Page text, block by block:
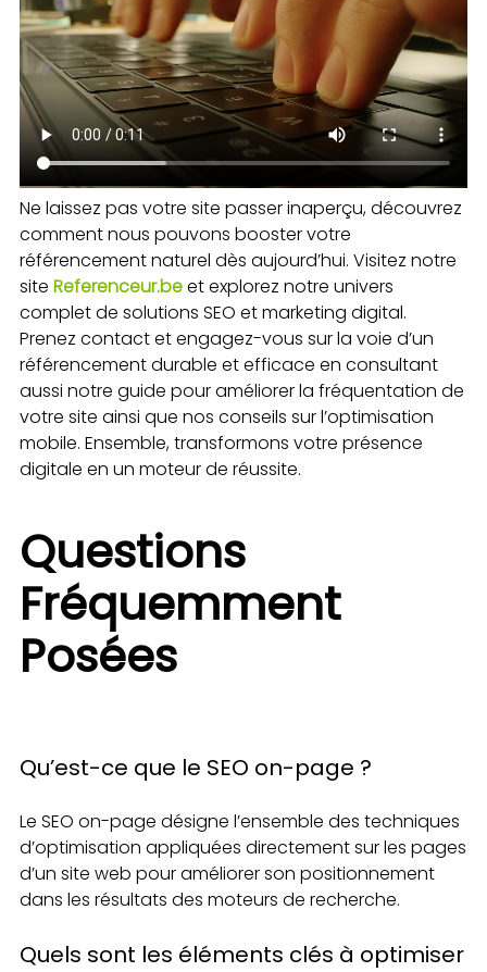
Ne laissez pas votre site passer inaperçu, découvrez
comment nous pouvons booster votre
référencement naturel dès aujourd’hui. Visitez notre
site Referenceur.beet explorez notre univers
complet de solutions SEO et marketing digital.
Prenez contact et engagez-vous sur la voie d’un
référencement durable et efficace en consultant
aussi notre guide pour améliorer la fréquentation de
votre site ainsi que nos conseils sur l’optimisation
mobile. Ensemble, transformons votre présence
digitale en un moteur de réussite.
Questions
Fréquemment
Posées
Qu’est-ce que le SEO on-page ?
Le SEO on-page désigne l’ensemble des techniques
d’optimisation appliquées directement sur les pages
d’un site web pour améliorer son positionnement
dans les résultats des moteurs de recherche.
Quels sont les éléments clés à optimiser